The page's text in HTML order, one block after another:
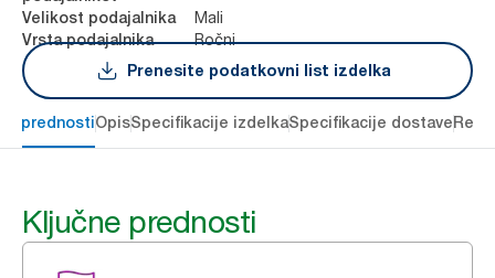
Velikost podajalnika Mali
Vrsta podajalnika
Ročni
Prenesite podatkovni list izdelka
prednostiOpisSpecifikacije izdelkaSpecifikacije dostave
Ključne prednosti